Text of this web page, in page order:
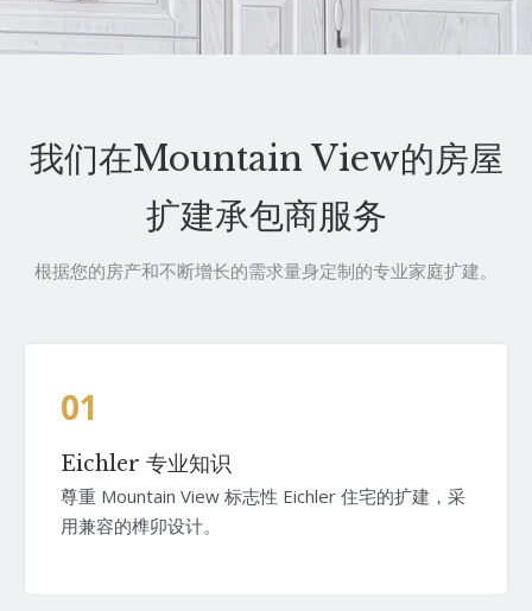
我们在Mountain View的房屋
扩建承包商服务
根据您的房产和不断增长的需求量身定制的专业家庭扩建。
01
Eichler 专业知识
尊重 Mountain View 标志性 Eichler 住宅的扩建，采
用兼容的榫卯设计。